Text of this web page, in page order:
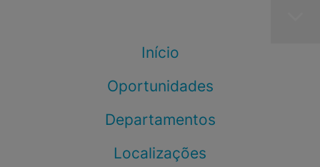
Início
Oportunidades
Departamentos
Localizações